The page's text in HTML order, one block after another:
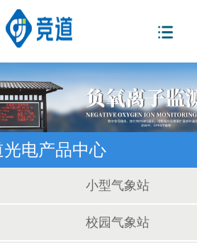
光电产品中心
小型气象站
校园气象站